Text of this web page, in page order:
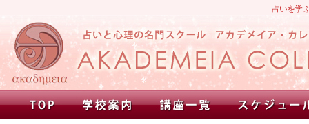
占いを学